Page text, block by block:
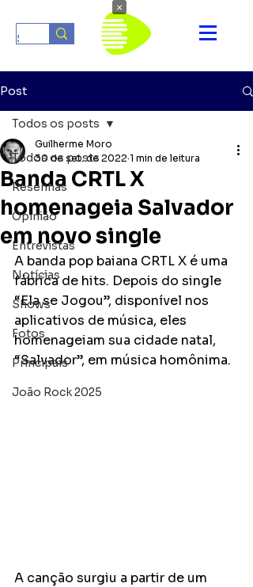
Post
Todos os posts
Resenhas
Opinião
Entrevistas
Notícias
Shows
Fotos
Principais
João Rock 2025
Todos os posts
Banda CRTL X
homenageia Salvador
em novo single
Guilherme Moro
30 de set. de 2022 1 min de leitura
A banda pop baiana CRTL X é uma
fábrica de hits. Depois do single
“Ela se Jogou”, disponível nos
aplicativos de música, eles
homenageiam sua cidade natal,
“Salvador”, em música homônima.
A canção surgiu a partir de um
×